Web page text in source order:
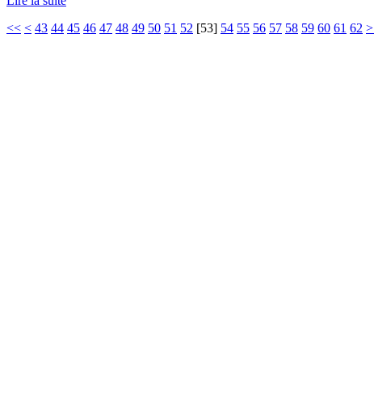
<< < 43 44 45 46 47 48 49 50 51 52 [53] 54 55 56 57 58 59 60 61 62 >